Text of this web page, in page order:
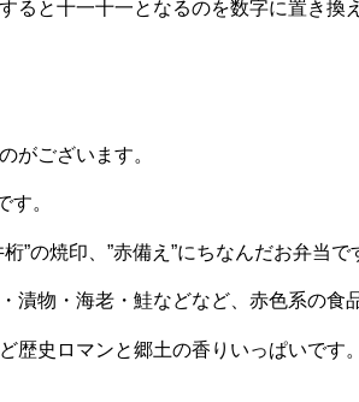
ると十一十一となるのを数字に置き換
がございます。
。
”の焼印、”赤備え”にちなんだお弁当で
漬物・海老・鮭などなど、赤色系の食
歴史ロマンと郷土の香りいっぱいです。